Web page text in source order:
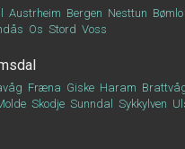
Austrheim Bergen Nesttun Bømlo
Os Stord Voss
Fræna Giske Haram
Skodje Sunndal Sykkylven